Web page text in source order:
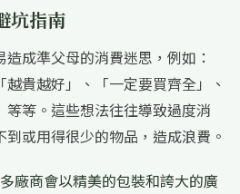
坑指南
成準父母的消費迷思，例如：
越貴越好」、「一定要買齊全」、
等等。這些想法往往導致過度消
或用得很少的物品，造成浪費。
廠商會以精美的包裝和誇大的廣